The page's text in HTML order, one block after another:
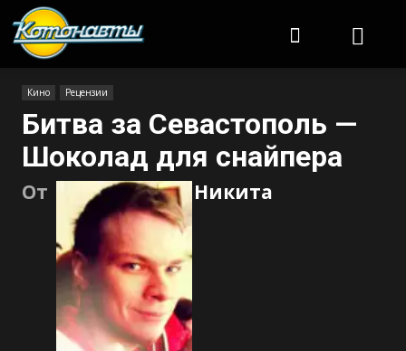
Кино Рецензии
Битва за Севастополь —
Шоколад для снайпера
От Никита